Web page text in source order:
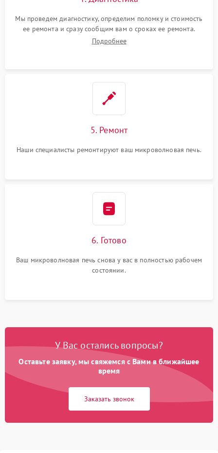
Мы проведем диагностику, определим поломку и стоимость
ее ремонта и сразу сообщим вам о сроках ее ремонта.
Подробнее
5. Ремонт
Наши специалисты ремонтируют ваш микроволновая печь.
6. Готово
Ваш микроволновая печь снова у вас в полностью рабочем
состоянии.
У Вас остались вопросы?
Оставьте заявку, мы свяжемся с Вами в ближайшее
время
Заказать звонок